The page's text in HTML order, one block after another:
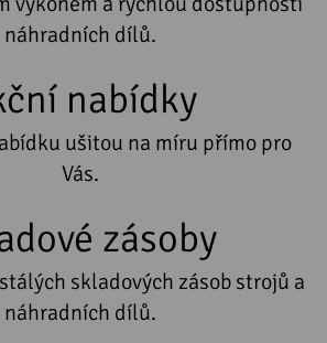
náhradních dílů.
nabídky
ušitou na míru přímo pro
Vás.
zásoby
skladových zásob strojů a
náhradních dílů.